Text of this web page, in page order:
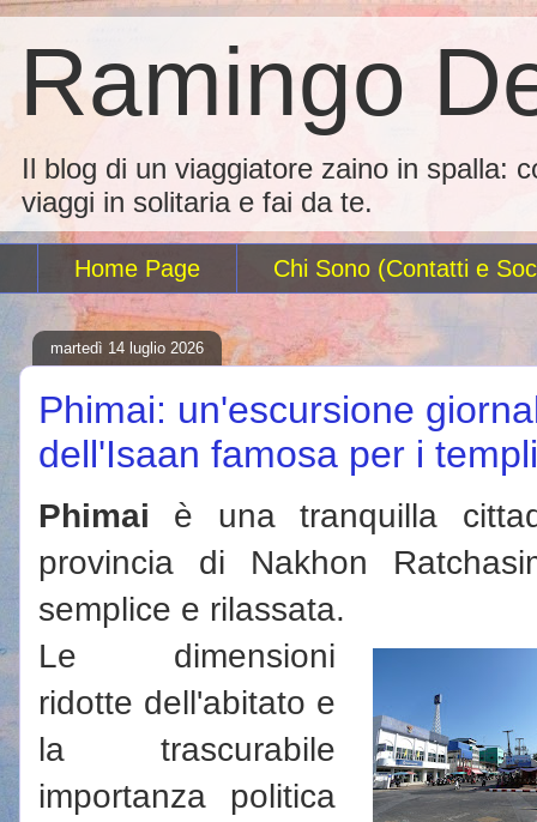
Ramingo
Il blog di un viaggiatore zaino in spalla:
viaggi in solitaria e fai da te.
Home Page Chi Sono (Contatti e
martedì 14 luglio 2026
Phimai: un'escursione
dell'Isaan famosa per i
Phimai è una tranquilla
provincia di Nakhon
semplice e rilassata.
Le dimensioni
ridotte dell'abitato e
la trascurabile
importanza politica